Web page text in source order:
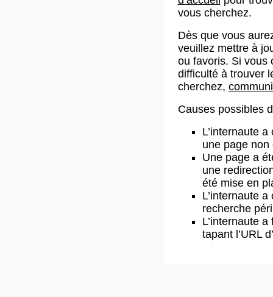
vous cherchez.
Dès que vous
veuillez mettre à
ou favoris. Si vous
difficulté à trouver
cherchez,
Causes possibles
L’internaute
une page non
Une page a
une
été mise en
L’internaute
recherche
L’internaute
tapant l’URL